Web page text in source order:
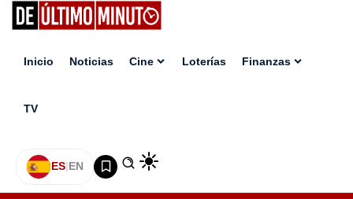
Inicio Noticias Cine Loterías Finanzas
TV
ES|EN